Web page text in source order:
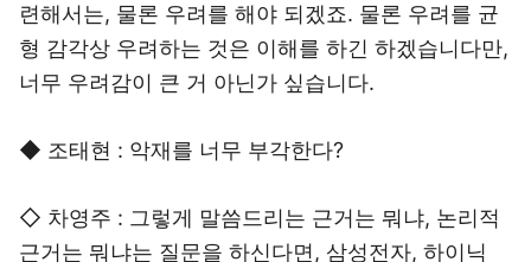
련해서는, 물론 우려를 해야 되겠죠. 물론 우려를 균
형 감각상 우려하는 것은 이해를 하긴 하겠습니다만,
너무 우려감이 큰 거 아닌가 싶습니다.
◆ 조태현 : 악재를 너무 부각한다?
◇ 차영주 : 그렇게 말씀드리는 근거는 뭐냐, 논리적
근거는 뭐냐는 질문을 하신다면, 삼성전자, 하이닉